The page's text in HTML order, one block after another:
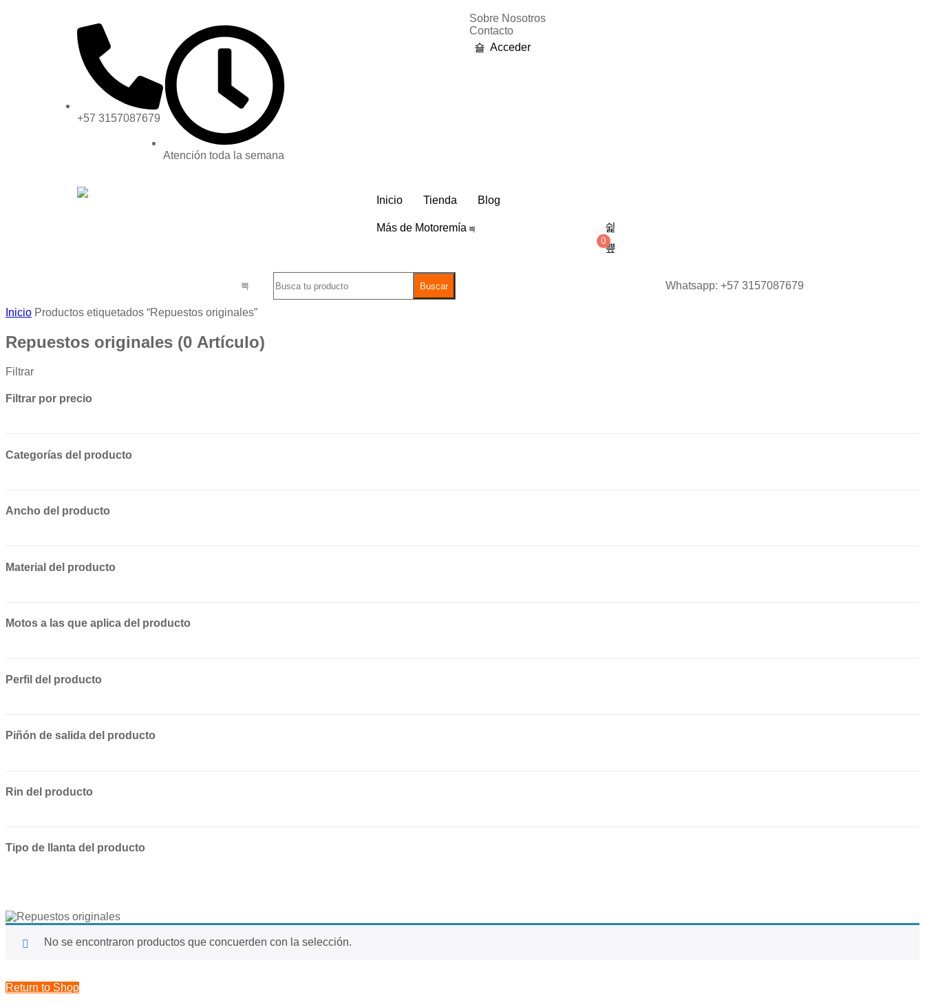
+57 3157087679
Atención toda la semana
Sobre Nosotros
Contacto
Acceder
Inicio Tienda Blog
Más de Motoremía
0
Buscar Whatsapp: +57 3157087679
Inicio Productos etiquetados “Repuestos originales”
Repuestos originales (0 Artículo)
Filtrar
Filtrar por precio
Categorías del producto
Ancho del producto
Material del producto
Motos a las que aplica del producto
Perfil del producto
Piñón de salida del producto
Rin del producto
Tipo de llanta del producto
No se encontraron productos que concuerden con la selección.
Return to Shop